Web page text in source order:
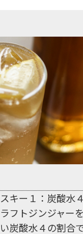
キー１：炭酸水
フトジンジャーを
炭酸水４の割合で